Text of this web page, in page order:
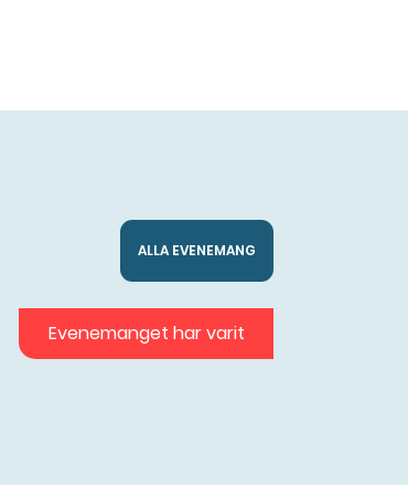
ALLA EVENEMANG
Evenemanget har varit